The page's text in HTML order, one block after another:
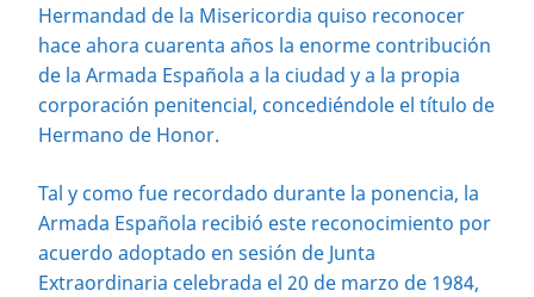
Hermandad de la Misericordia quiso reconocer
hace ahora cuarenta años la enorme contribución
de la Armada Española a la ciudad y a la propia
corporación penitencial, concediéndole el título de
Hermano de Honor.
Tal y como fue recordado durante la ponencia, la
Armada Española recibió este reconocimiento por
acuerdo adoptado en sesión de Junta
Extraordinaria celebrada el 20 de marzo de 1984,